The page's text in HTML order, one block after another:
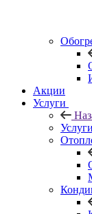
Акции
Услуги
Услуги